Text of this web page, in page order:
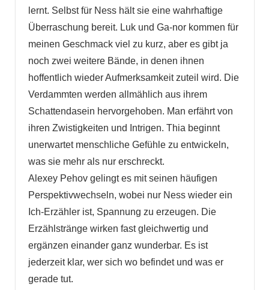
lernt. Selbst für Ness hält sie eine wahrhaftige
Überraschung bereit. Luk und Ga-nor kommen für
meinen Geschmack viel zu kurz, aber es gibt ja
noch zwei weitere Bände, in denen ihnen
hoffentlich wieder Aufmerksamkeit zuteil wird. Die
Verdammten werden allmählich aus ihrem
Schattendasein hervorgehoben. Man erfährt von
ihren Zwistigkeiten und Intrigen. Thia beginnt
unerwartet menschliche Gefühle zu entwickeln,
was sie mehr als nur erschreckt.
Alexey Pehov gelingt es mit seinen häufigen
Perspektivwechseln, wobei nur Ness wieder ein
Ich-Erzähler ist, Spannung zu erzeugen. Die
Erzählstränge wirken fast gleichwertig und
ergänzen einander ganz wunderbar. Es ist
jederzeit klar, wer sich wo befindet und was er
gerade tut.